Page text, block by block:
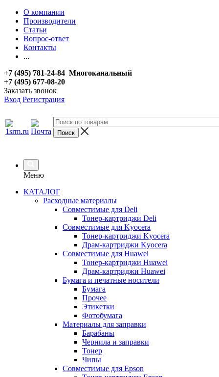
О компании
Производители
Статьи
Вопрос-ответ
Контакты
...
+7 (495) 781-24-84 Многоканальный
+7 (495) 677-08-20
Заказать звонок
Вход Регистрация
Меню
КАТАЛОГ
Расходные материалы
Совместимые для Deli
Тонер-картриджи Deli
Совместимые для Kyocera
Тонер-картриджи Kyocera
Драм-картриджи Kyocera
Совместимые для Huawei
Тонер-картриджи Huawei
Драм-картриджи Huawei
Бумага и печатные носители
Бумага
Прочее
Этикетки
Фотобумага
Материалы для заправки
Барабаны
Чернила и заправки
Тонер
Чипы
Совместимые для Epson